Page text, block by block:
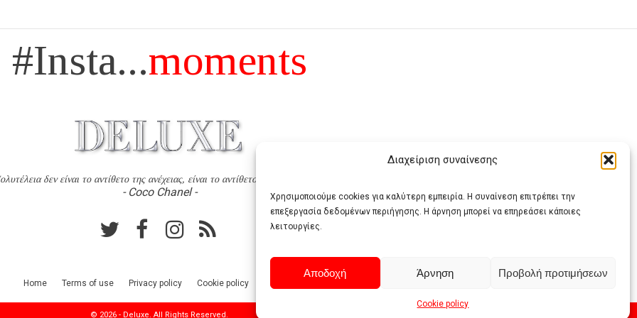
Διαχείριση συναίνεσης
Χρησιμοποιούμε cookies για καλύτερη εμπειρία. Η συναίνεση επιτρέπει την
επεξεργασία δεδομένων περιήγησης. Η άρνηση μπορεί να επηρεάσει κάποιες
λειτουργίες.
Αποδοχή Άρνηση Προβολή προτιμήσεων
Cookie policy
#Insta...moments
δεν είναι το αντίθετο της ανέχειας, είναι το αντίθετο της χυδαιότητας
- Coco Chanel -
Home Terms of use Privacy policy Cookie policy
© 2026 - Deluxe. All Rights Reserved.